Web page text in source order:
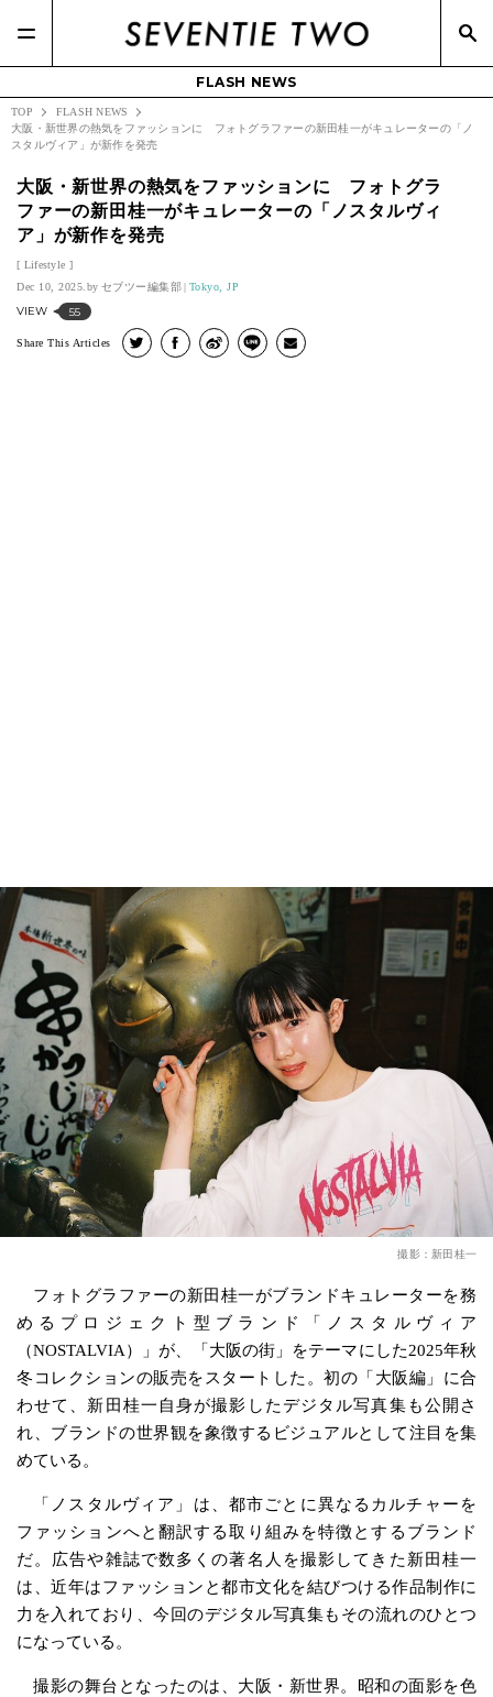
FLASH NEWS
TOP
FLASH NEWS
大阪・新世界の熱気をファッションに フォトグラファーの新田桂一がキュレーターの「ノ
スタルヴィア」が新作を発売
大阪・新世界の熱気をファッションに フォトグラ
ファーの新田桂一がキュレーターの「ノスタルヴィ
ア」が新作を発売
Lifestyle
Dec 10, 2025.
セブツー編集部 Tokyo, JP
VIEW 55
Share This Articles
撮影：新田桂一
フォトグラファーの新田桂一がブランドキュレーターを務
めるプロジェクト型ブランド「ノスタルヴィア
（NOSTALVIA）」が、「大阪の街」をテーマにした2025年秋
冬コレクションの販売をスタートした。初の「大阪編」に合
わせて、新田桂一自身が撮影したデジタル写真集も公開さ
れ、ブランドの世界観を象徴するビジュアルとして注目を集
めている。
「ノスタルヴィア」は、都市ごとに異なるカルチャーを
ファッションへと翻訳する取り組みを特徴とするブランド
だ。広告や雑誌で数多くの著名人を撮影してきた新田桂一
は、近年はファッションと都市文化を結びつける作品制作に
力を入れており、今回のデジタル写真集もその流れのひとつ
になっている。
撮影の舞台となったのは、大阪・新世界。昭和の面影を色